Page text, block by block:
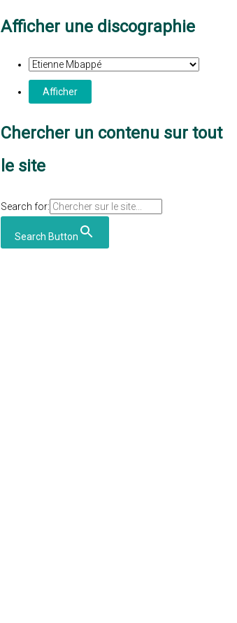
Afficher une discographie
Chercher un contenu sur tout
le site
Search for:
Search Button